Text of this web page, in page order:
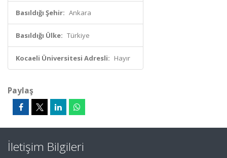
Basıldığı Şehir: Ankara
Basıldığı Ülke: Türkiye
Kocaeli Üniversitesi Adresli: Hayır
Paylaş
İletişim Bilgileri